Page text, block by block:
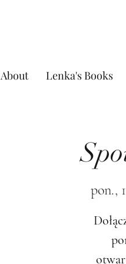
About Lenka's Books
pon.,